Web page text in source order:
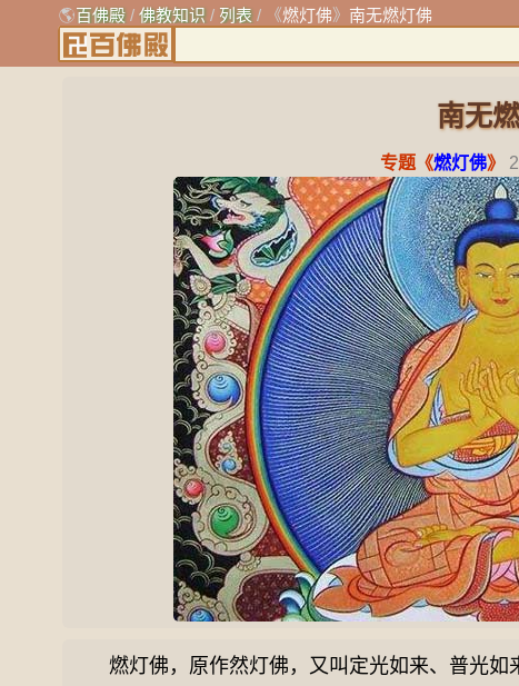
🌎百佛殿 / 佛教知识 / 列表 / 《燃灯佛》 南无燃灯佛
南无
专题《燃灯佛》
燃灯佛，原作然灯佛，又叫定光如来、普光如